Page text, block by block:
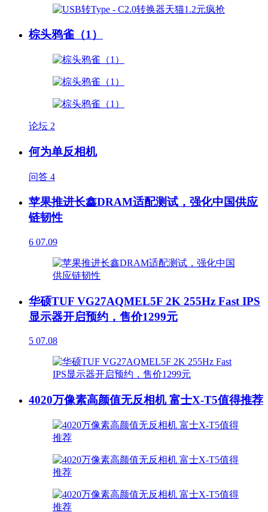
棕头鸦雀（1）
论坛 2
何为单反相机
问答 4
苹果推进长鑫DRAM适配测试，强化中国供应
链韧性
6 07.09
华硕TUF VG27AQMEL5F 2K 255Hz Fast IPS
显示器开启预约，售价1299元
5 07.08
4020万像素高颜值无反相机 富士X-T5值得推荐